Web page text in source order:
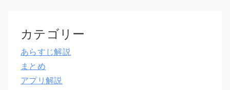
カテゴリー
あらすじ解説
まとめ
アプリ解説